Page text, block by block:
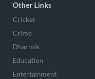
Other Links
Cricket
Crime
Dharmik
Education
Entertainment